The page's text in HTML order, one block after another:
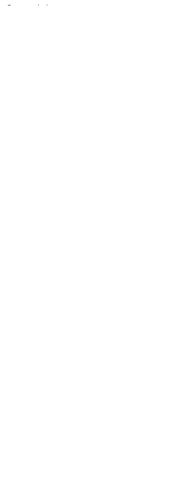
Орендні відносини